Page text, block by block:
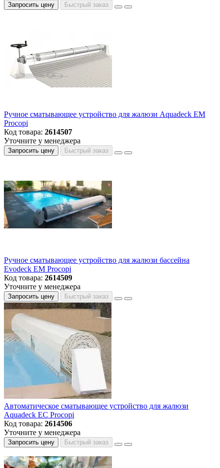
Запросить цену Быстрый заказ
Ручное сматывающее устройство для жалюзи Aquadeck EM
Procopi
Код товара: 2614507
Уточните у менеджера
Запросить цену Быстрый заказ
Ручное сматывающее устройство для жалюзи бассейна
Evodeck EM Procopi
Код товара: 2614509
Уточните у менеджера
Запросить цену Быстрый заказ
Автоматическое сматывающее устройство для жалюзи
Aquadeck EC Procopi
Код товара: 2614506
Уточните у менеджера
Запросить цену Быстрый заказ